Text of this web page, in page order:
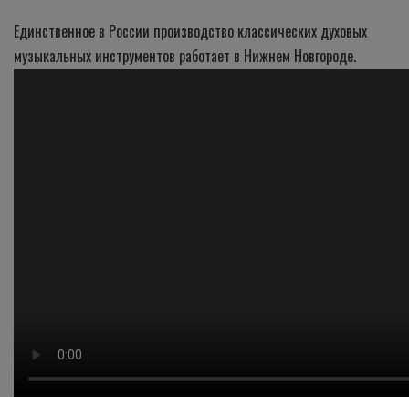
Единственное в России производство классических духовых
музыкальных инструментов работает в Нижнем Новгороде.